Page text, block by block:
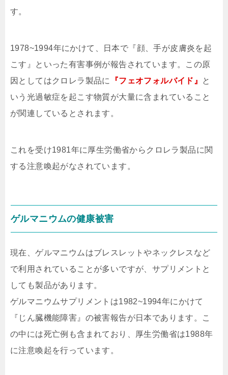
す。
1978~1994年にかけて、日本で『顔、手が皮膚炎を起
こす』といった有害事例が報告されています。この原
因としてはクロレラ製品に
『フェオフォルバイド』
と
いう光過敏症を起こす物質が大量に含まれていること
が関連しているとされます。
これを受け1981年に厚生労働省からクロレラ製品に関
する注意喚起がなされています。
ゲルマニウムの健康被害
現在、ゲルマニウムはブレスレットやネックレスなど
で利用されていることが多いですが、サプリメントと
しても製品があります。
ゲルマニウムサプリメントは1982~1994年にかけて
『じん臓機能障害』の被害報告が日本であります。こ
の中には死亡例も含まれており、厚生労働省は1988年
に注意喚起を行っています。